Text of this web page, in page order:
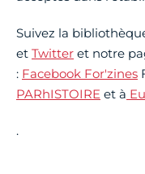
Suivez la
et Twitter et notre
: Facebook For'zines
PARhISTOIRE et à
.